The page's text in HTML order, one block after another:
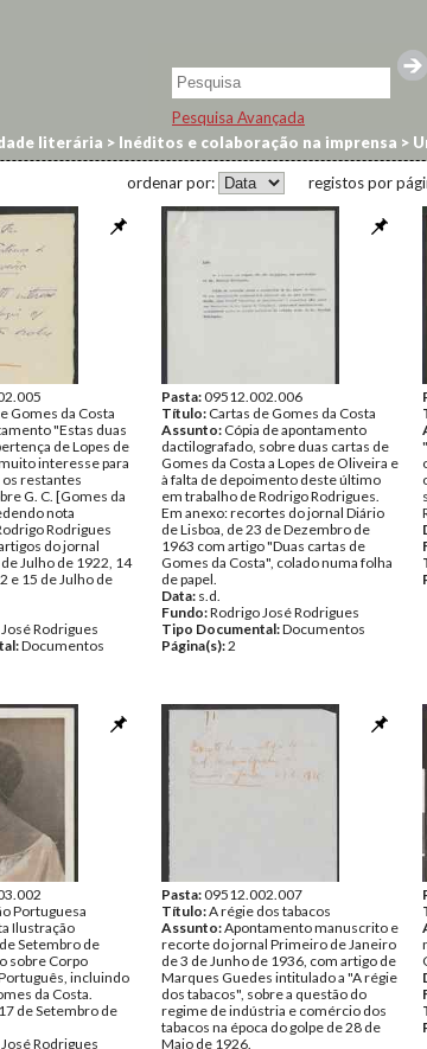
Pesquisa Avançada
literária > Inéditos e colaboração na imprensa >
registos por
ordenar por:
Gomes da Costa
"Estas duas
de Lopes de
interesse para
restantes
G. C. [Gomes da
nota
Rodrigues
do jornal
Julho de 1922, 14
e 15 de Julho de
Rodrigues
Documentos
Pasta:09512.002.006
Título: Cartas de Gomes da Costa
Assunto: Cópia de apontamento
dactilografado, sobre duas cartas de
Gomes da Costa a Lopes de Oliveira e
à falta de depoimento deste último
em trabalho de Rodrigo Rodrigues.
Em anexo: recortes do jornal Diário
de Lisboa, de 23 de Dezembro de
1963 com artigo "Duas cartas de
Gomes da Costa", colado numa folha
de papel.
Data: s.d.
Fundo:Rodrigo José Rodrigues
Tipo Documental:Documentos
Página(s):2
Portuguesa
Ilustração
Setembro de
sobre Corpo
incluindo
da Costa.
de Setembro de
Rodrigues
Pasta:09512.002.007
Título:A régie dos tabacos
Assunto:Apontamento manuscrito e
recorte do jornal Primeiro de Janeiro
de 3 de Junho de 1936, com artigo de
Marques Guedes intitulado a "A régie
dos tabacos", sobre a questão do
regime de indústria e comércio dos
tabacos na época do golpe de 28 de
Maio de 1926.